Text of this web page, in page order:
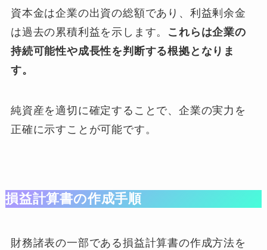
資本金は企業の出資の総額であり、利益剰余金
は過去の累積利益を示します。 これらは企業の
持続可能性や成長性を判断する根拠となりま
す。
純資産を適切に確定することで、企業の実力を
正確に示すことが可能です。
損益計算書の作成手順
財務諸表の一部である損益計算書の作成方法を